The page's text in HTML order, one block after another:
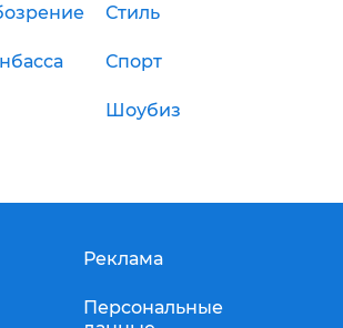
Стиль
Спорт
Шоубиз
Реклама
Персональные